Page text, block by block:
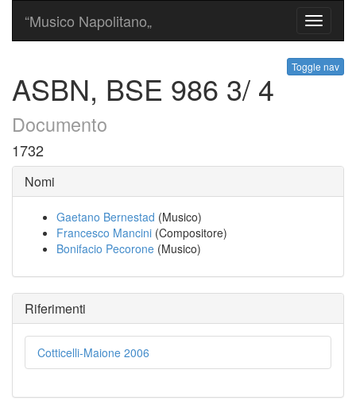
Toggle
“Musico Napolitano„
Toggle nav
ASBN, BSE 986 3/ 4
Documento
1732
Nomi
Gaetano Bernestad (Musico)
Francesco Mancini (Compositore)
Bonifacio Pecorone (Musico)
Riferimenti
Cotticelli-Maione 2006